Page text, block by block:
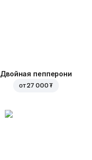
Двойная пепперони
от27 000 ₮